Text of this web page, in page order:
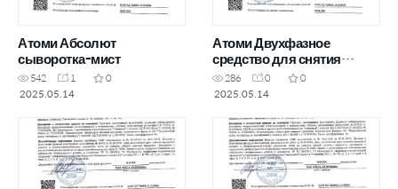
Атоми Абсолют
сыворотка-мист
542 1
0
2025.05.14
Атоми Двухфазное
средство для снятия
макияжа
286 0
0
2025.05.14